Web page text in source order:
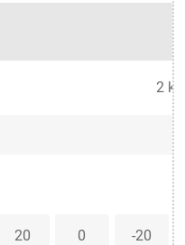
2
20 0 -20